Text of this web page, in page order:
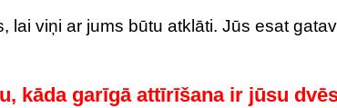
lai viņi ar jums būtu atklāti. Jūs esat
kāda garīgā attīrīšana ir jūsu